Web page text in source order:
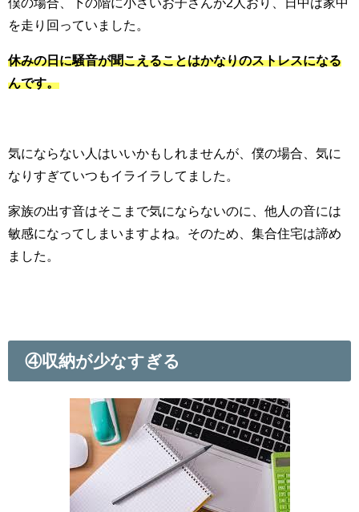
僕の場合、下の階に小さいお子さんが2人おり、日中は家中
を走り回っていました。
休みの日に騒音が聞こえることはかなりのストレスになる
んです。
気にならない人はいいかもしれませんが、僕の場合、気に
なりすぎていつもイライラしてました。
家族の出す音はそこまで気にならないのに、他人の音には
敏感になってしまいますよね。そのため、集合住宅は諦め
ました。
④収納が少なすぎる